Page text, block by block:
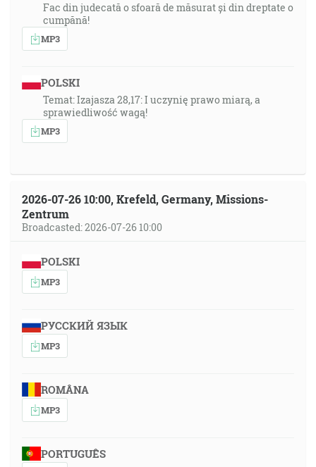
Fac din judecată o sfoară de măsurat și din dreptate o
cumpănă!
MP3
POLSKI
Temat: Izajasza 28,17: I uczynię prawo miarą, a
sprawiedliwość wagą!
MP3
2026-07-26 10:00, Krefeld, Germany, Missions-
Zentrum
Broadcasted: 2026-07-26 10:00
POLSKI
MP3
РУССКИЙ ЯЗЫК
MP3
ROMÂNA
MP3
PORTUGUÊS